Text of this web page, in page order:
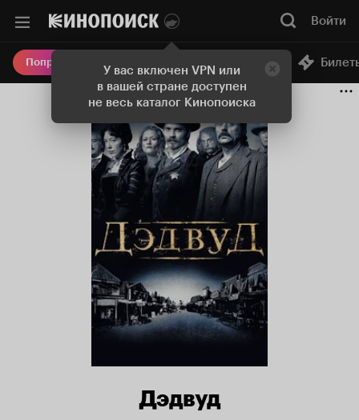
У вас включен VPN или
в вашей стране доступен
не весь каталог Кинопоиска
Войти
Попробовать Плюс Онлайн-кинотеатр
Дэдвуд